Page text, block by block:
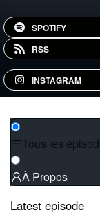
SPOTIFY
RSS
INSTAGRAM
Tous les
À Propos
Latest episode